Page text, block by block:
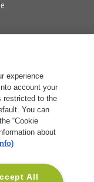
experience
account your
restricted to the
You can
“Cookie
about
All